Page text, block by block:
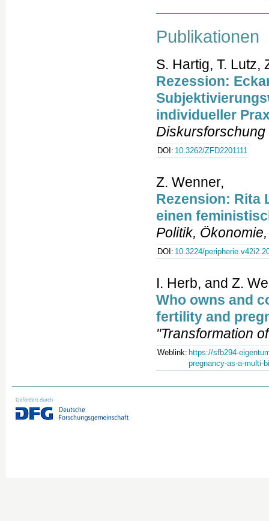
Publikationen
S. Hartig, T. Lutz,
Rezession:
individueller
Diskursforschung
DOI: 10.3262/ZFD2201111
Z. Wenner,
Rezension: Rita
einen
Politik,
DOI: 10.3224/
I. Herb, and Z.
Who owns and
fertility and
"Transformation
Weblink: https://sfb294-
pregnancy-as-a-multi-